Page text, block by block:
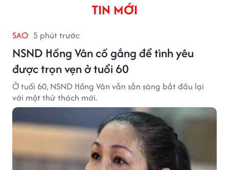
TIN MỚI
SAO 5 phút trước
NSND Hồng Vân cố gắng để tình yêu
được trọn vẹn ở tuổi 60
Ở tuổi 60, NSND Hồng Vân vẫn sẵn sàng bắt đầu lại
với một thử thách mới.